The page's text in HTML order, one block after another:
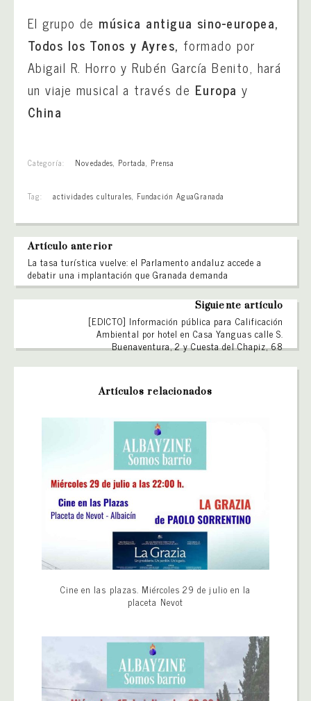
El grupo de música antigua sino-europea,
Todos los Tonos y Ayres, formado por
Abigail R. Horro y Rubén García Benito, hará
un viaje musical a través de Europa y
China
Categoría: Novedades, Portada, Prensa
Tag: actividades culturales, Fundación AguaGranada
Artículo anterior
La tasa turística vuelve: el Parlamento andaluz accede a
debatir una implantación que Granada demanda
Siguiente artículo
[EDICTO] Información pública para Calificación
Ambiental por hotel en Casa Yanguas calle S.
Buenaventura, 2 y Cuesta del Chapiz, 68
Artículos relacionados
Cine en las plazas. Miércoles 29 de julio en la
placeta Nevot